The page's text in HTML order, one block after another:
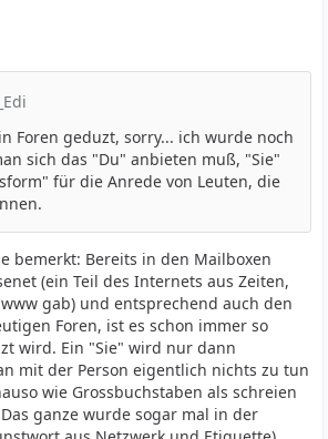
Foren geduzt, sorry... ich wurde noch
sich das "Du" anbieten muß, "Sie"
für die Anrede von Leuten, die
bemerkt: Bereits in den Mailboxen
(ein Teil des Internets aus Zeiten,
gab) und entsprechend auch den
Foren, ist es schon immer so
wird. Ein "Sie" wird nur dann
mit der Person eigentlich nichts zu tun
wie Grossbuchstaben als schreien
ganze wurde sogar mal in der